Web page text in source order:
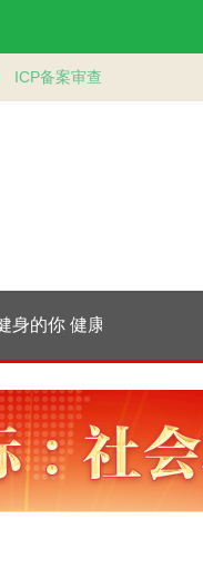
你 健康的你
的新目标
事业高